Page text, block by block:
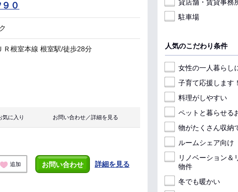
０
ＪＲ根室本線 根室駅/徒歩28分
気に入り お問い合わせ／詳細を見る
追加 お問い合わせ 詳細を見る
貸店舗・賃貸事務
駐車場
人気のこだわり条件
女性の一人暮らし
子育て応援します！
料理がしやすい
ペットと暮らせる
物がたくさん収納
ルームシェア向け
リノベーション＆
物件
冬でも暖かい